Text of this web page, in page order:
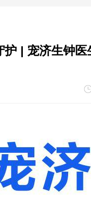
护 | 宠济生钟